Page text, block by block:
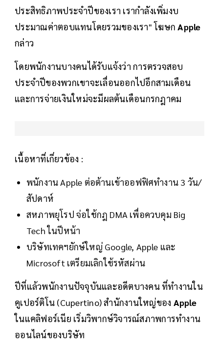
ประสิทธิภาพประจำปีของเรา เรากำลังเพิ่มงบ
ประมาณค่าตอบแทนโดยรวมของเรา" โฆษกApple
กล่าว
โดยพนักงานบางคนได้รับแจ้งว่า การตรวจสอบ
ประจำปีของพวกเขาจะเลื่อนออกไปอีกสามเดือน
และการจ่ายเงินใหม่จะมีผลต้นเดือนกรกฎาคม
เนื้อหาที่เกี่ยวข้อง :
พนักงาน Apple ต่อต้านเข้าออฟฟิศทำงาน 3 วัน/
สัปดาห์
สหภาพยุโรป จ่อใช้กฎ DMA เพื่อควบคุม Big
Tech ในปีหน้า
บริษัทเทคฯยักษ์ใหญ่ Google, Apple และ
Microsoft เตรียมเลิกใช้รหัสผ่าน
ปีที่แล้วพนักงานปัจจุบันและอดีตบางคน ที่ทำงานใน
คูเปอร์ติโน (Cupertino) สำนักงานใหญ่ของ Apple
ในแคลิฟอร์เนีย เริ่มวิพากษ์วิจารณ์สภาพการทำงาน
ออนไลน์ของบริษัท